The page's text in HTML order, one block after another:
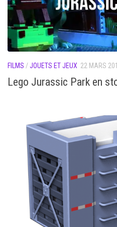
FILMS /JOUETS ET JEUX 22 MARS
Lego Jurassic Park en